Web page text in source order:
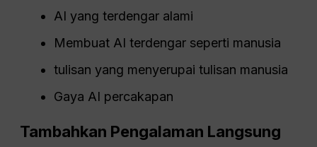
AI yang terdengar alami
Membuat AI terdengar seperti manusia
tulisan yang menyerupai tulisan manusia
Gaya AI percakapan
Tambahkan Pengalaman Langsung